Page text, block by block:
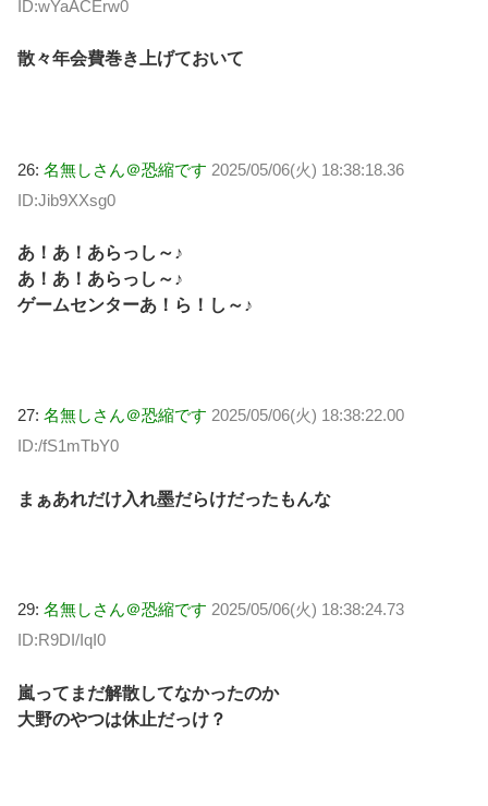
ID:wYaACErw0
散々年会費巻き上げておいて
26: 名無しさん＠恐縮です 2025/05/06(火) 18:38:18.36
ID:Jib9XXsg0
あ！あ！あらっし～♪
あ！あ！あらっし～♪
ゲームセンターあ！ら！し～♪
27: 名無しさん＠恐縮です 2025/05/06(火) 18:38:22.00
ID:/fS1mTbY0
まぁあれだけ入れ墨だらけだったもんな
29: 名無しさん＠恐縮です 2025/05/06(火) 18:38:24.73
ID:R9DI/IqI0
嵐ってまだ解散してなかったのか
大野のやつは休止だっけ？